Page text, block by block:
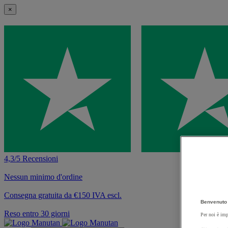
×
4,3/5 Recensioni
Nessun minimo d'ordine
Consegna gratuita da €150 IVA escl.
Reso entro 30 giorni Per noi è